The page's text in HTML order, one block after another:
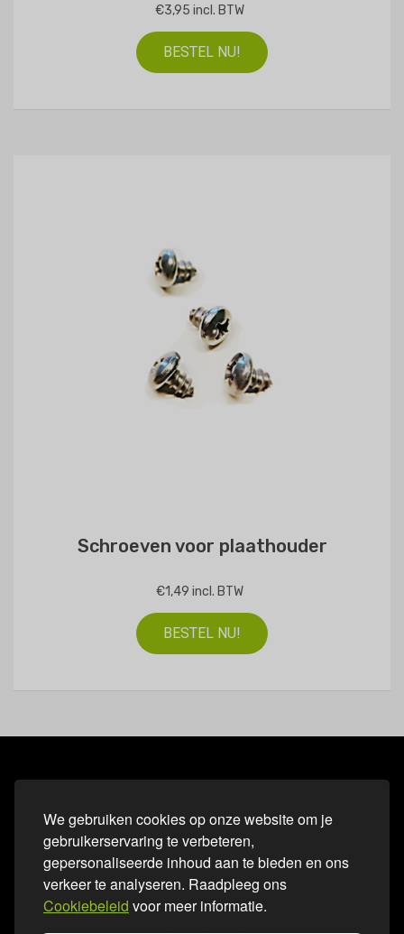
We gebruiken cookies op onze website om je
gebruikerservaring te verbeteren,
gepersonaliseerde inhoud aan te bieden en ons
verkeer te analyseren. Raadpleeg ons
Cookiebeleid voor meer informatie.
€3,95 incl. BTW
BESTEL NU!
Schroeven voor plaathouder
€1,49 incl. BTW
BESTEL NU!
Klantenservice
Mijn account